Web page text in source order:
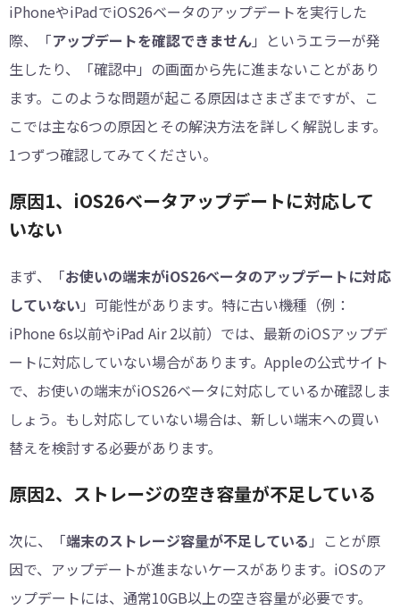
iPhoneやiPadでiOS26ベータのアップデートを実行した
際、「アップデートを確認できません」というエラーが発
生したり、「確認中」の画面から先に進まないことがあり
ます。このような問題が起こる原因はさまざまですが、こ
こでは主な6つの原因とその解決方法を詳しく解説します。
1つずつ確認してみてください。
原因1、iOS26ベータアップデートに対応して
いない
まず、「お使いの端末がiOS26ベータのアップデートに対応
していない 」可能性があります。特に古い機種（例：
iPhone 6s以前やiPad Air 2以前）では、最新のiOSアップデ
ートに対応していない場合があります。Appleの公式サイト
で、お使いの端末がiOS26ベータに対応しているか確認しま
しょう。もし対応していない場合は、新しい端末への買い
替えを検討する必要があります。
原因2、ストレージの空き容量が不足している
次に、「端末のストレージ容量が不足している 」ことが原
因で、アップデートが進まないケースがあります。iOSのア
ップデートには、通常10GB以上の空き容量が必要です。